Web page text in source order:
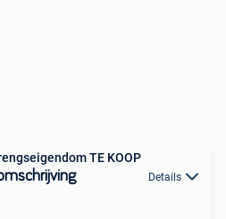
TE KOOP
Details